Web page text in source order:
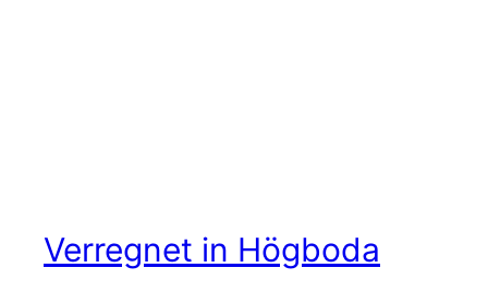
Verregnet in Högboda